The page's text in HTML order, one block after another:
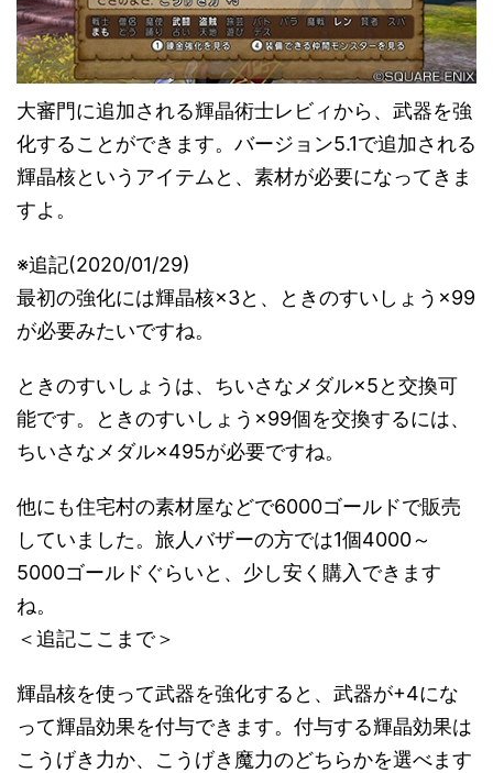
大審門に追加される輝晶術士レビィから、武器を強
化することができます。バージョン5.1で追加される
輝晶核というアイテムと、素材が必要になってきま
すよ。
※追記(2020/01/29)
最初の強化には輝晶核×3と、ときのすいしょう×99
が必要みたいですね。
ときのすいしょうは、ちいさなメダル×5と交換可
能です。ときのすいしょう×99個を交換するには、
ちいさなメダル×495が必要ですね。
他にも住宅村の素材屋などで6000ゴールドで販売
していました。旅人バザーの方では1個4000～
5000ゴールドぐらいと、少し安く購入できます
ね。
＜追記ここまで＞
輝晶核を使って武器を強化すると、武器が+4にな
って輝晶効果を付与できます。付与する輝晶効果は
こうげき力か、こうげき魔力のどちらかを選べます